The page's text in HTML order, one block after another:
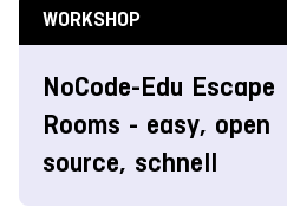
WORKSHOP
NoCode-Edu Escape
Rooms - easy, open
source, schnell